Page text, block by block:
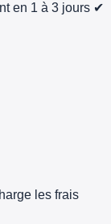
en 1 à 3 jours ✔
les frais